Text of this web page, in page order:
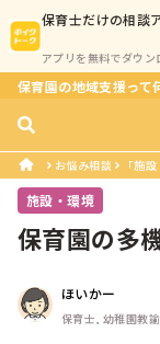
保育士だけの相談
アプリを無料でダウン
保育園の地域支援って
お悩み相談 「施
施設・環境
保育園の多
ほいかー
保育士, 幼稚園教